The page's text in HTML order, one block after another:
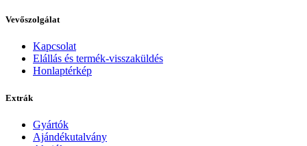
Vevőszolgálat
Kapcsolat
Elállás és termék-visszaküldés
Honlaptérkép
Extrák
Gyártók
Ajándékutalvány